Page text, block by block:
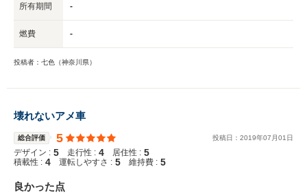
所有期間 -
燃費 -
投稿者：七色（神奈川県）
壊れないアメ車
総合評価 5 投稿日： 2019年07 月01 日
デザイン : 5 走行性 : 4 居住性 : 5
積載性 : 4 運転しやすさ : 5 維持費 : 5
良かった点